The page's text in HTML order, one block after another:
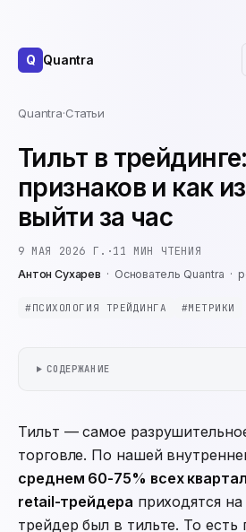
Q Quantra
Quantra·Статьи
Тильт в
признаков и как
выйти за час
9 МАЯ 2026 Г. ·11 МИН ЧТЕНИЯ
Антон Сухарев · Основатель Quantra ·
#ПСИХОЛОГИЯ ТРЕЙДИНГА #МЕТРИКИ
СОДЕРЖАНИЕ
Тильт — самое
торговле. По нашей
среднем 60-75% всех
retail-трейдера приходятся
трейдер был в тильте. То есть